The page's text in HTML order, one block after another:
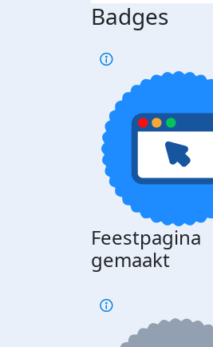
Badges
Feestpagina
gemaakt